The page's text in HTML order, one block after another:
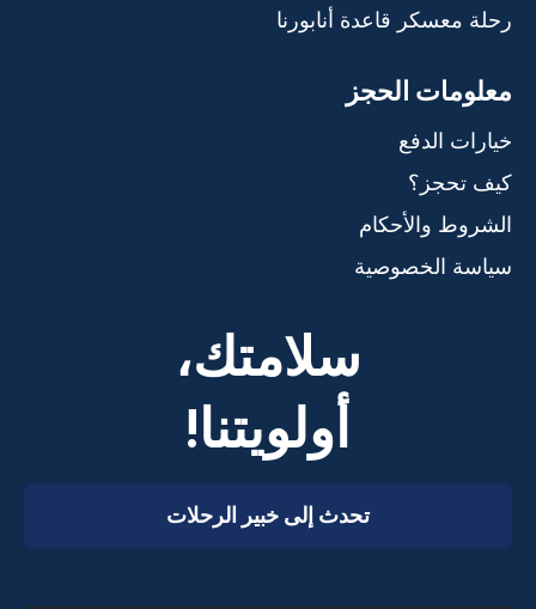
رحلة معسكر قاعدة أنابورنا
معلومات الحجز
خيارات الدفع
كيف تحجز؟
الشروط والأحكام
سياسة الخصوصية
سلامتك،
أولويتنا!
تحدث إلى خبير الرحلات